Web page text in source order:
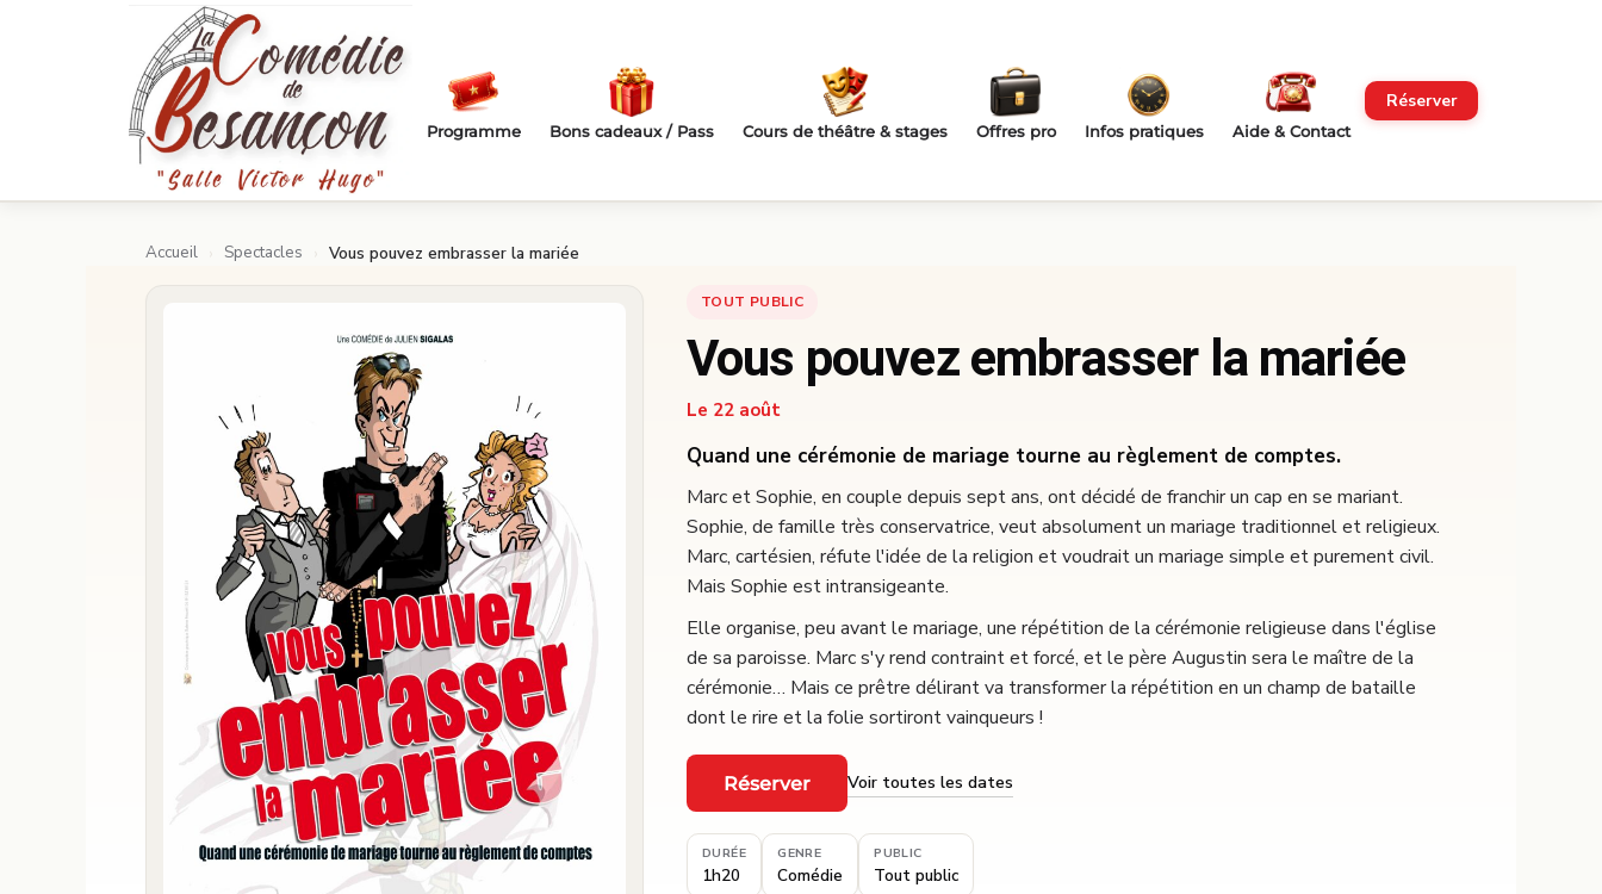
Passer au contenu principal
Programme Bons cadeaux / Pass Cours de théâtre & stages Offres pro Infos pratiques Aide & Contact
Réserver
Accueil Spectacles Vous pouvez embrasser la mariée
TOUT PUBLIC
Vous pouvez embrasser la mariée
Le 22 août
Quand une cérémonie de mariage tourne au règlement de comptes.
Marc et Sophie, en couple depuis sept ans, ont décidé de franchir un cap en se mariant.
Sophie, de famille très conservatrice, veut absolument un mariage traditionnel et religieux.
Marc, cartésien, réfute l'idée de la religion et voudrait un mariage simple et purement civil.
Mais Sophie est intransigeante.
Elle organise, peu avant le mariage, une répétition de la cérémonie religieuse dans l'église
de sa paroisse. Marc s'y rend contraint et forcé, et le père Augustin sera le maître de la
cérémonie… Mais ce prêtre délirant va transformer la répétition en un champ de bataille
dont le rire et la folie sortiront vainqueurs !
Réserver
·
Voir toutes les dates
DURÉE
1h20
GENRE
Comédie
PUBLIC
Tout public